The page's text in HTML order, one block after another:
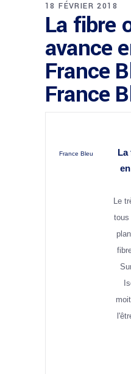
18 FÉVRIER 2018
La fibre
avance
France
France
France Bleu
La
Le
tous